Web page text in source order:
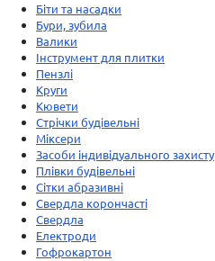
Біти та насадки
Бури, зубила
Валики
Інструмент для плитки
Пензлі
Круги
Кювети
Стрічки будівельні
Міксери
Засоби індивідуального захисту
Плівки будівельні
Сітки абразивні
Свердла корончасті
Свердла
Електроди
Гофрокартон